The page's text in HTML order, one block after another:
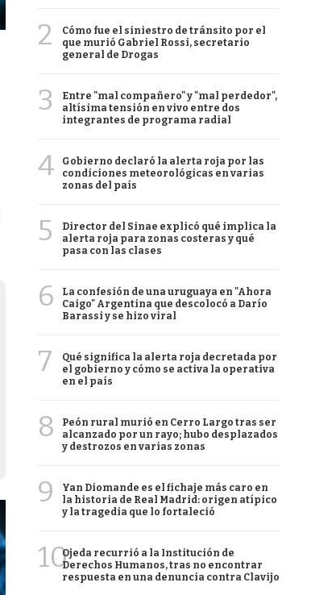
2
Cómo fue el siniestro de tránsito por el
que murió Gabriel Rossi, secretario
general de Drogas
3
Entre "mal compañero" y "mal perdedor",
altísima tensión en vivo entre dos
integrantes de programa radial
4
Gobierno declaró la alerta roja por las
condiciones meteorológicas en varias
zonas del país
5
Director del Sinae explicó qué implica la
alerta roja para zonas costeras y qué
pasa con las clases
6
La confesión de una uruguaya en "Ahora
Caigo" Argentina que descolocó a Darío
Barassi y se hizo viral
7
Qué significa la alerta roja decretada por
el gobierno y cómo se activa la operativa
en el país
8
Peón rural murió en Cerro Largo tras ser
alcanzado por un rayo; hubo desplazados
y destrozos en varias zonas
9
Yan Diomande es el fichaje más caro en
la historia de Real Madrid: origen atípico
y la tragedia que lo fortaleció
10Ojeda recurrió a la Institución de
Derechos Humanos, tras no encontrar
respuesta en una denuncia contra Clavijo